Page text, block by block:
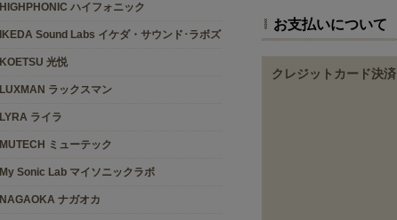
HIGHPHONIC ハイフォニック
IKEDA Sound Labs イケダ・サウンド･ラボズ
KOETSU 光悦
LUXMAN ラックスマン
LYRA ライラ
MUTECH ミューテック
My Sonic Lab マイソニックラボ
NAGAOKA ナガオカ
お支払いについて
クレジットカード決済